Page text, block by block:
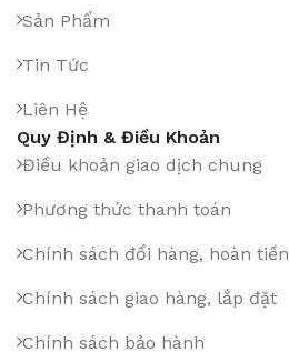
Sản Phẩm
Tin Tức
Liên Hệ
Quy Định & Điều Khoản
Điều khoản giao dịch chung
Phương thức thanh toán
Chính sách đổi hàng, hoàn tiền
Chính sách giao hàng, lắp đặt
Chính sách bảo hành